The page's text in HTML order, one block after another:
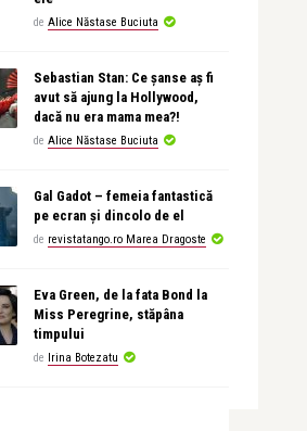
de Alice Năstase Buciuta
Sebastian Stan: Ce șanse aș fi
avut să ajung la Hollywood,
dacă nu era mama mea?!
de Alice Năstase Buciuta
Gal Gadot – femeia fantastică
pe ecran și dincolo de el
de revistatango.ro Marea Dragoste
Eva Green, de la fata Bond la
Miss Peregrine, stăpâna
timpului
de Irina Botezatu